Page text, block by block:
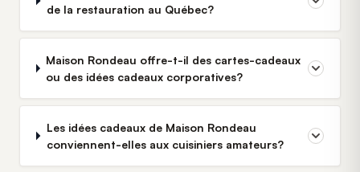
de la restauration au Québec?
Maison Rondeau offre-t-il des cartes-cadeaux
ou des idées cadeaux corporatives?
Les idées cadeaux de Maison Rondeau
conviennent-elles aux cuisiniers amateurs?